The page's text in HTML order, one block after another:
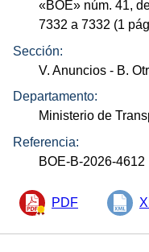
«BOE» núm. 41,
7332 a 7332 (1
Sección:
V. Anuncios - B.
Departamento:
Ministerio de
Referencia:
BOE-B-2026-4612
PDF